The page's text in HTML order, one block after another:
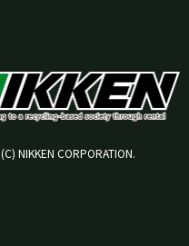
(C) NIKKEN CORPORATION.